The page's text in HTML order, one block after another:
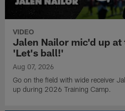
VIDEO
Jalen Nailor mic'd up
'Let's ball!'
Aug 07, 2026
Go on the field with wide receiver
up during 2026 Training Camp.